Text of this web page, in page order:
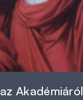
Akadémiáról